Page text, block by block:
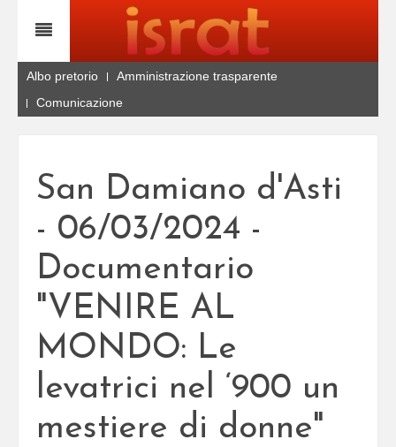
Albo pretorio
Amministrazione trasparente
Comunicazione
San Damiano d'Asti
- 06/03/2024 -
Documentario
"VENIRE AL
MONDO: Le
levatrici nel ‘900 un
mestiere di donne"